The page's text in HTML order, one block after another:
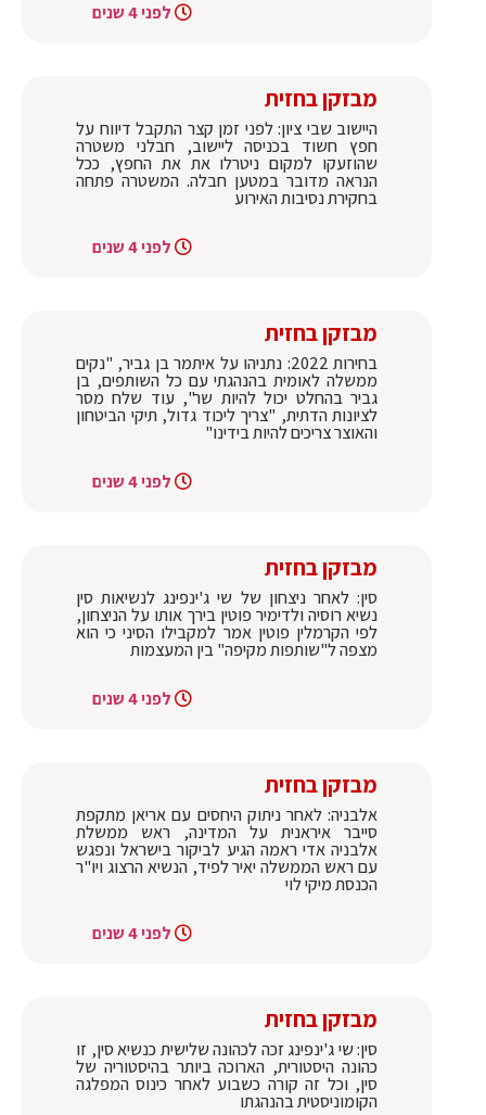
לפני 4 שנים
מבזקן בחזית
היישוב שבי ציון: לפני זמן קצר התקבל דיווח על
חפץ חשוד בכניסה ליישוב, חבלני משטרה
שהוזעקו למקום ניטרלו את את החפץ, ככל
הנראה מדובר במטען חבלה. המשטרה פתחה
בחקירת נסיבות האירוע
לפני 4 שנים
מבזקן בחזית
בחירות 2022: נתניהו על איתמר בן גביר, "נקים
ממשלה לאומית בהנהגתי עם כל השותפים, בן
גביר בהחלט יכול להיות שר", עוד שלח מסר
לציונות הדתית, "צריך ליכוד גדול, תיקי הביטחון
והאוצר צריכים להיות בידינו"
לפני 4 שנים
מבזקן בחזית
סין: לאחר ניצחון של שי ג'ינפינג לנשיאות סין
נשיא רוסיה ולדימיר פוטין בירך אותו על הניצחון,
לפי הקרמלין פוטין אמר למקבילו הסיני כי הוא
מצפה ל"שותפות מקיפה" בין המעצמות
לפני 4 שנים
מבזקן בחזית
אלבניה: לאחר ניתוק היחסים עם אריאן מתקפת
סייבר איראנית על המדינה, ראש ממשלת
אלבניה אדי ראמה הגיע לביקור בישראל ונפגש
עם ראש הממשלה יאיר לפיד, הנשיא הרצוג ויו"ר
הכנסת מיקי לוי
לפני 4 שנים
מבזקן בחזית
סין: שי ג'ינפינג זכה לכהונה שלישית כנשיא סין, זו
כהונה היסטורית, הארוכה ביותר בהיסטוריה של
סין, וכל זה קורה כשבוע לאחר כינוס המפלגה
הקומוניסטית בהנהגתו